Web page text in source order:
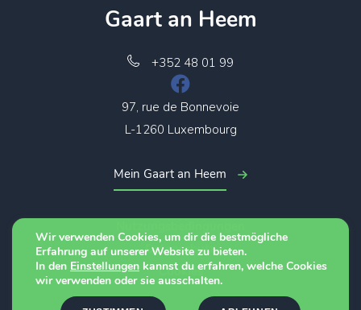
Gaart an Heem
+352 48 01 99
97, rue de Bonnevoie
L-1260 Luxembourg
Mein Gaart an Heem
Datenschutz
Cookies
Wir verwenden Cookies, um dir die bestmögliche
Erfahrung auf unserer Website zu bieten.
In den Einstellungen kannst du erfahren, welche Cookies
wir verwenden oder sie ausschalten.